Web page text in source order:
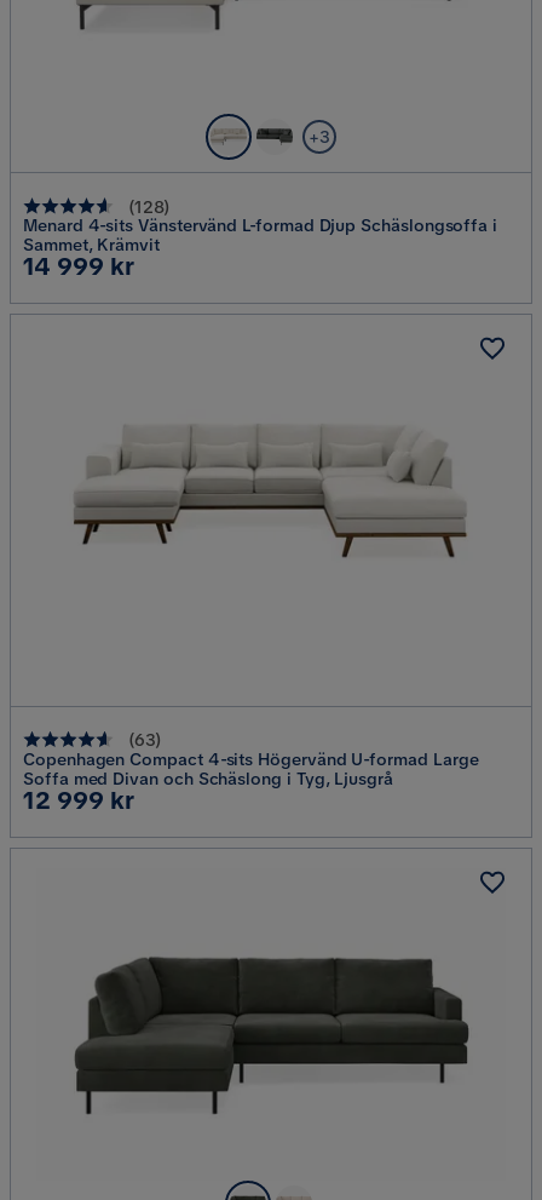
+3
(128)
Menard 4-sits Vänstervänd L-formad Djup Schäslongsoffa i
Sammet, Krämvit
Pris
14 999 kr
(63)
Copenhagen Compact 4-sits Högervänd U-formad Large
Soffa med Divan och Schäslong i Tyg, Ljusgrå
Pris
12 999 kr